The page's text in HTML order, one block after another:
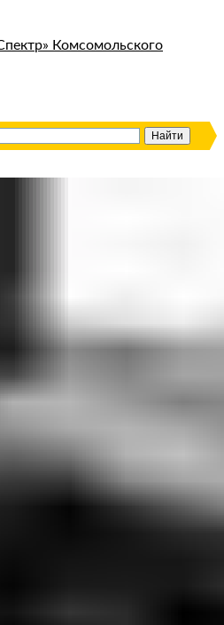
Комсомольского